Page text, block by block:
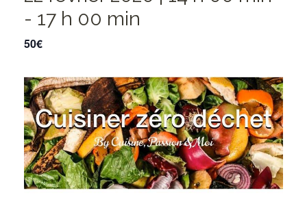
- 17 h 00 min
50€